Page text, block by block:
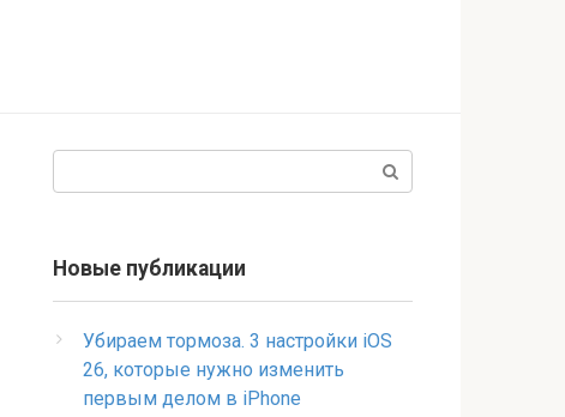
Новые публикации
Убираем тормоза. 3 настройки iOS
26, которые нужно изменить
первым делом в iPhone